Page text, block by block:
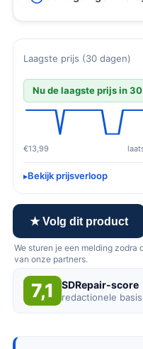
Laagste prijs (30 dagen)
Nu de laagste prijs in
€13,99
Bekijk prijsverloop
★ Volg dit product
We sturen je een melding
van onze partners.
7,1 SDRepair-score
redactionele